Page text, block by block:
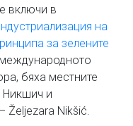
включи в
на
за зелените
бяха местните
Никшич и
Željezara Nikšić.